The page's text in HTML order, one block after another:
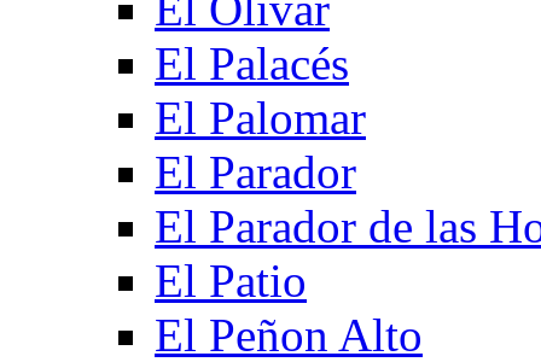
El Palacés
El Palomar
El Parador
El Parador de las
El Patio
El Peñon Alto